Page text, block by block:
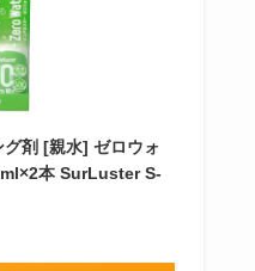
剤 [親水] ゼロウォ
本 SurLuster S-